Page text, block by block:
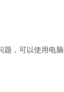
，可以使用电